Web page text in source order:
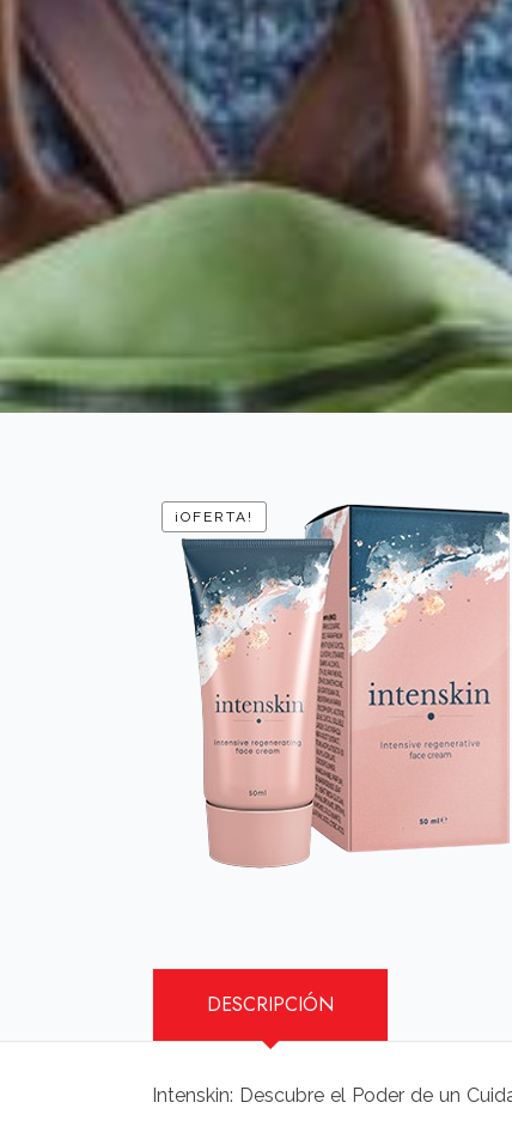
¡OFERTA!
DESCRIPCIÓN
Intenskin: Descubre el Poder de un